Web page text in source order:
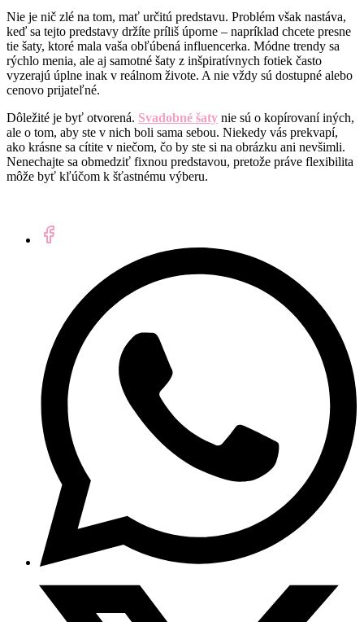
Nie je nič zlé na tom, mať určitú predstavu. Problém však nastáva,
keď sa tejto predstavy držíte príliš úporne – napríklad chcete presne
tie šaty, ktoré mala vaša obľúbená influencerka. Módne trendy sa
rýchlo menia, ale aj samotné šaty z inšpiratívnych fotiek často
vyzerajú úplne inak v reálnom živote. A nie vždy sú dostupné alebo
cenovo prijateľné.
Dôležité je byť otvorená. Svadobné šaty nie sú o kopírovaní iných,
ale o tom, aby ste v nich boli sama sebou. Niekedy vás prekvapí,
ako krásne sa cítite v niečom, čo by ste si na obrázku ani nevšimli.
Nenechajte sa obmedziť fixnou predstavou, pretože práve flexibilita
môže byť kľúčom k šťastnému výberu.